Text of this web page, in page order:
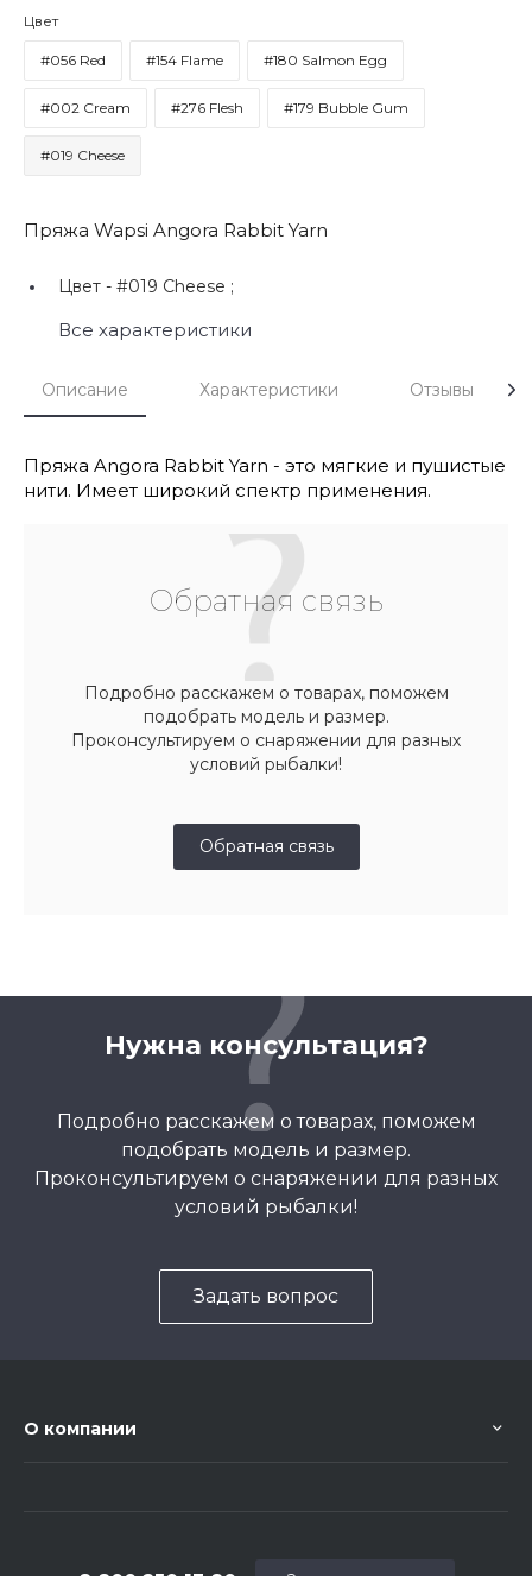
Цвет
#056 Red #154 Flame #180 Salmon Egg
#002 Cream #276 Flesh #179 Bubble Gum
#019 Cheese
Пряжа Wapsi Angora Rabbit Yarn
Цвет - #019 Cheese ;
Все характеристики
Описание Характеристики Отзывы
Пряжа Angora Rabbit Yarn - это мягкие и пушистые
нити. Имеет широкий спектр применения.
Обратная связь
Подробно расскажем о товарах, поможем
подобрать модель и размер.
Проконсультируем о снаряжении для разных
условий рыбалки!
Обратная связь
Нужна консультация?
Подробно расскажем о товарах, поможем
подобрать модель и размер.
Проконсультируем о снаряжении для разных
условий рыбалки!
Задать вопрос
О компании